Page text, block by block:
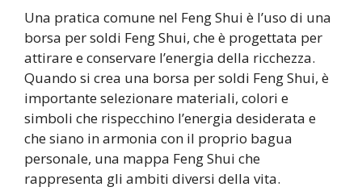
Una pratica comune nel Feng Shui è l’uso di una
borsa per soldi Feng Shui, che è progettata per
attirare e conservare l’energia della ricchezza.
Quando si crea una borsa per soldi Feng Shui, è
importante selezionare materiali, colori e
simboli che rispecchino l’energia desiderata e
che siano in armonia con il proprio bagua
personale, una mappa Feng Shui che
rappresenta gli ambiti diversi della vita.